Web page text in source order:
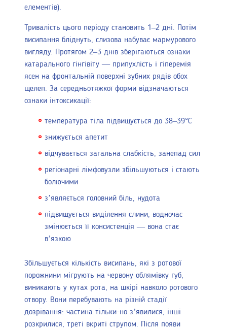
елементів).
Тривалість цього періоду становить 1–2 дні. Потім
висипання бліднуть, слизова набуває мармурового
вигляду. Протягом 2–3 днів зберігаються ознаки
катарального гінгівіту — припухлість і гіперемія
ясен на фронтальній поверхні зубних рядів обох
щелеп. За середньотяжкої форми відзначаються
ознаки інтоксикації:
температура тіла підвищується до 38–39°С
знижується апетит
відчувається загальна слабкість, занепад сил
регіонарні лімфовузли збільшуються і стають
болючими
з’являється головний біль, нудота
підвищується виділення слини, водночас
змінюється її консистенція — вона стає
в’язкою
Збільшується кількість висипань, які з ротової
порожнини мігрують на червону облямівку губ,
виникають у кутах рота, на шкірі навколо ротового
отвору. Вони перебувають на різній стадії
дозрівання: частина тільки-но з’явилися, інші
розкрилися, треті вкриті струпом. Після появи